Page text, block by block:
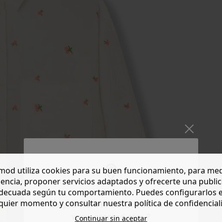
Do you want to be redirected to
www.promod.com ?
utiliza cookies para su buen funcionamiento, para
proponer servicios adaptados y ofrecerte una
según tu comportamiento. Puedes configurarlos
momento y consultar nuestra política de
Continuar sin aceptar